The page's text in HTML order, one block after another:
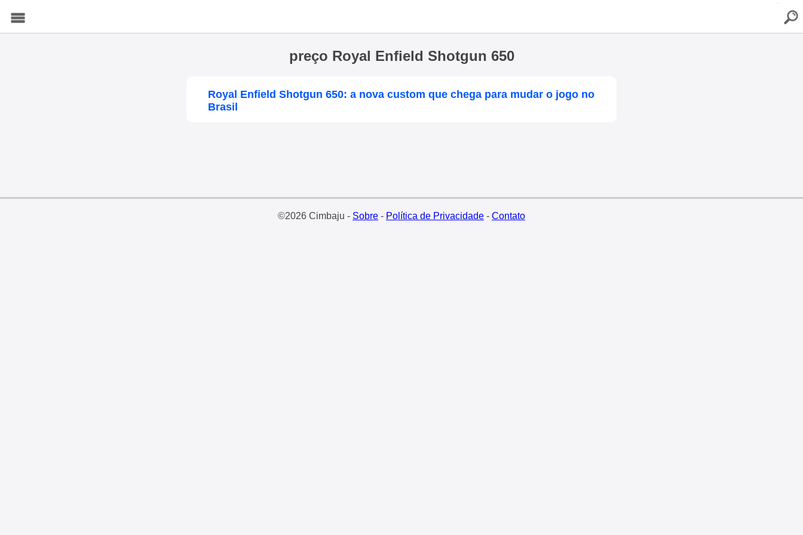
preço Royal Enfield Shotgun 650
Royal Enfield Shotgun 650: a nova custom que chega para mudar o jogo no
Brasil
©2026 Cimbaju - Sobre- Política de Privacidade- Contato